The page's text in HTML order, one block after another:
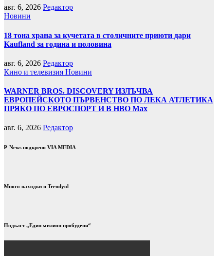
авг. 6, 2026 Редактор
Новини
18 тона храна за кучетата в столичните приюти дари
Kaufland за година и половина
авг. 6, 2026 Редактор
Кино и телевизия Новини
WARNER BROS. DISCOVERY ИЗЛЪЧВА
ЕВРОПЕЙСКОТО ПЪРВЕНСТВО ПО ЛЕКА АТЛЕТИКА
ПРЯКО ПО ЕВРОСПОРТ И В НВО Мах
авг. 6, 2026 Редактор
P-News подкрепя VIA MEDIA
Много находки в Trendyol
Подкаст „Един милион пробудени“